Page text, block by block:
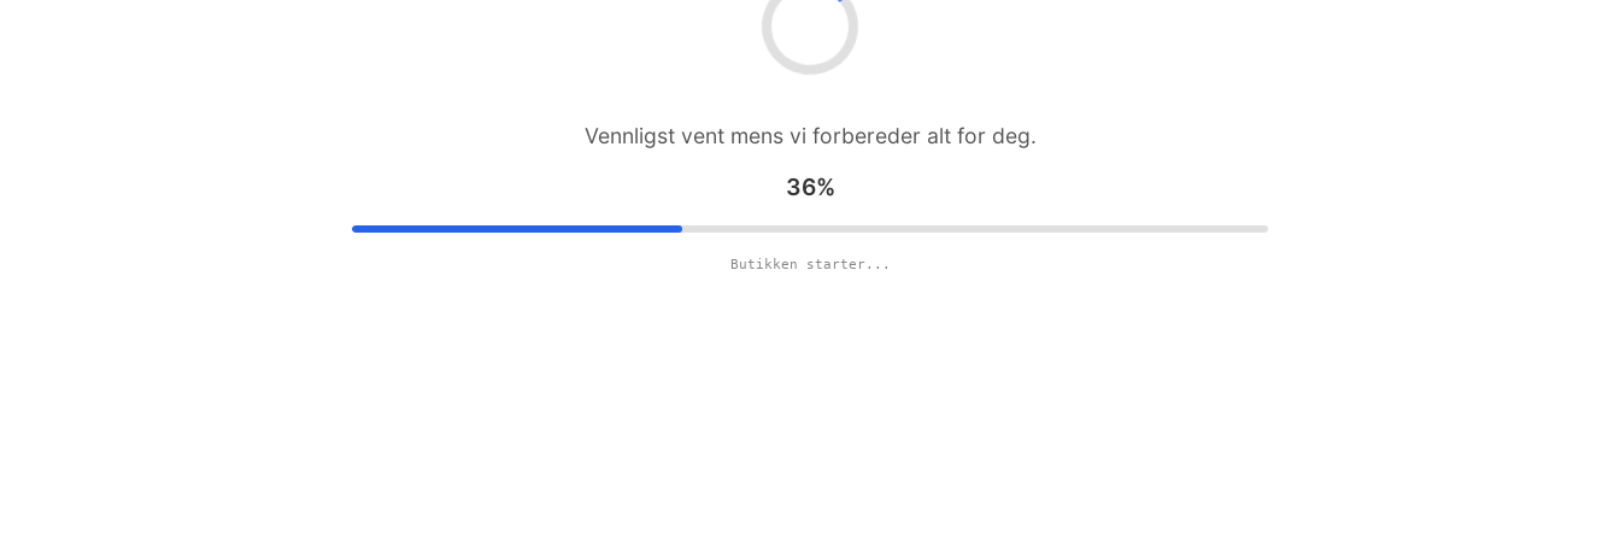
Vennligst vent mens vi forbereder alt for deg.
36%
Butikken starter...